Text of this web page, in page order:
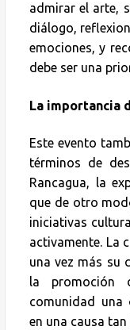
admirar el arte,
diálogo,
emociones, y
debe ser una
La importancia
Este evento
términos de
Rancagua, la
que de otro
iniciativas
activamente. La
una vez más su
la promoción
comunidad una
en una causa